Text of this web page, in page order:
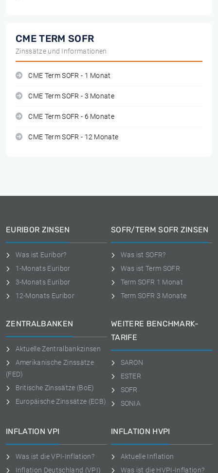
CME TERM SOFR
Zinssätze und Informationen
CME Term SOFR - 1 Monat
CME Term SOFR - 3 Monate
CME Term SOFR - 6 Monate
CME Term SOFR - 12 Monate
EURIBOR ZINSEN
Was ist Euribor?
1-Monats Euribor
3-Monats Euribor
12-Monats Euribor
SOFR/TERM SOFR ZINSEN
Was ist SOFR?
Was ist Term SOFR
Term SOFR 1 Monat
Term SOFR 3 Monate
ZENTRALBANKEN
Aktuelle Zentralbankzinsen
Amerikanische Zinssätze
(FED)
Britische Zinssätze (BoE)
Europäische Zinssätze (ECB)
WEITERE BENCHMARK-
TARIFE
SARON
ESTER
SOFR
SONIA
INFLATION VPI
Was ist die VPI-Inflation?
Inflation Deutschland (VPI)
INFLATION HVPI
Aktuelle Inflation
Was ist die HVPI-Inflation?